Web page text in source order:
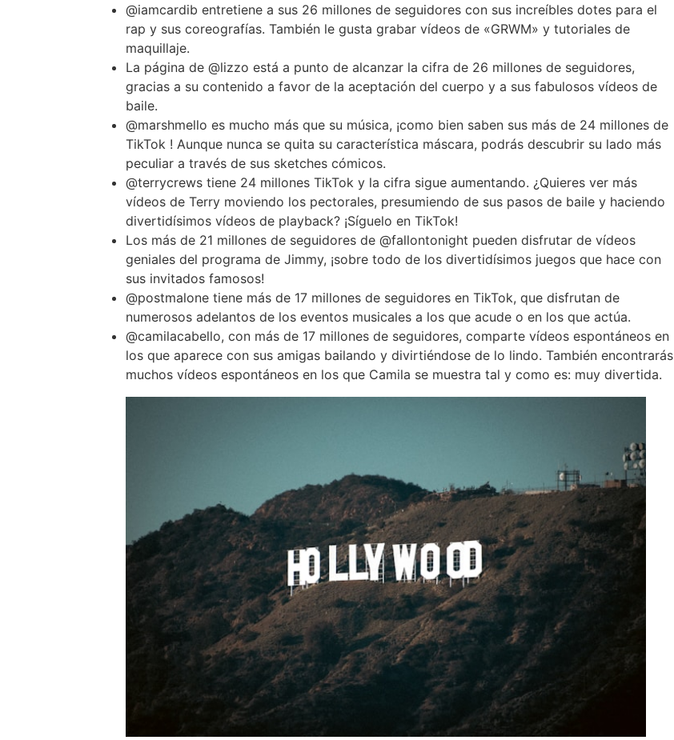
@iamcardib entretiene a sus 26 millones de seguidores con sus increíbles dotes para el
rap y sus coreografías. También le gusta grabar vídeos de «GRWM» y tutoriales de
maquillaje.
La página de @lizzo está a punto de alcanzar la cifra de 26 millones de seguidores,
gracias a su contenido a favor de la aceptación del cuerpo y a sus fabulosos vídeos de
baile.
@marshmello es mucho más que su música, ¡como bien saben sus más de 24 millones de
TikTok ! Aunque nunca se quita su característica máscara, podrás descubrir su lado más
peculiar a través de sus sketches cómicos.
@terrycrews tiene 24 millones TikTok y la cifra sigue aumentando. ¿Quieres ver más
vídeos de Terry moviendo los pectorales, presumiendo de sus pasos de baile y haciendo
divertidísimos vídeos de playback? ¡Síguelo en TikTok!
Los más de 21 millones de seguidores de @fallontonight pueden disfrutar de vídeos
geniales del programa de Jimmy, ¡sobre todo de los divertidísimos juegos que hace con
sus invitados famosos!
@postmalone tiene más de 17 millones de seguidores en TikTok, que disfrutan de
numerosos adelantos de los eventos musicales a los que acude o en los que actúa.
@camilacabello, con más de 17 millones de seguidores, comparte vídeos espontáneos en
los que aparece con sus amigas bailando y divirtiéndose de lo lindo. También encontrarás
muchos vídeos espontáneos en los que Camila se muestra tal y como es: muy divertida.